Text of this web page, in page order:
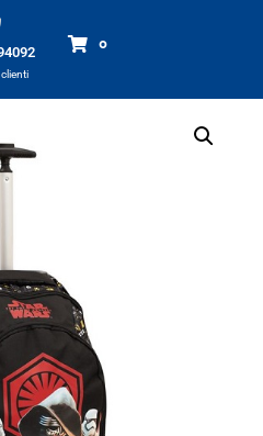
0
Star Wars x scuola